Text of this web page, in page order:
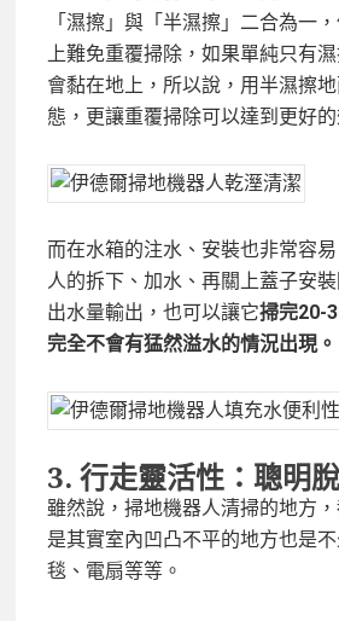
「濕擦」與「半濕擦」二合為一
上難免重覆掃除，如果單純只有
會黏在地上，所以說，用半濕擦
態，更讓重覆掃除可以達到更好的
而在水箱的注水、安裝也非常容
人的拆下、加水、再關上蓋子安
出水量輸出，也可以讓它掃完20-
完全不會有猛然溢水的情況出現。
3. 行走靈活性：聰明
雖然說，掃地機器人清掃的地方
是其實室內凹凸不平的地方也是
毯、電扇等等。